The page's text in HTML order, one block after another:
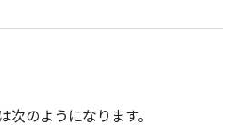
次のようになります。